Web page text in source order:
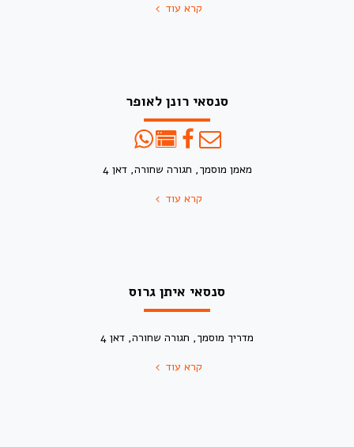
קרא עוד
סנסאי רונן לאופר
מאמן מוסמך, חגורה שחורה, דאן 4
קרא עוד
סנסאי איתן גרוס
מדריך מוסמך, חגורה שחורה, דאן 4
קרא עוד